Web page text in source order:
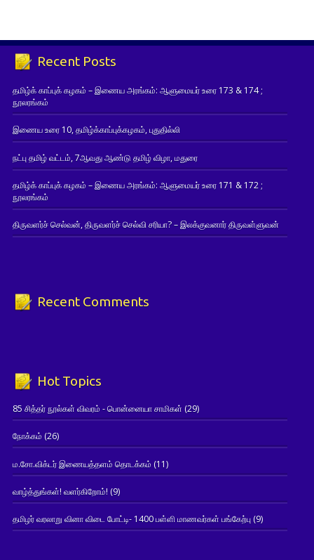
Recent Posts
தமிழ்க் காப்புக் கழகம் – இணைய அரங்கம்: ஆளுமையர் உரை 173 & 174 ;
நூலரங்கம்
இணைய உரை 10, தமிழ்க்காப்புக்கழகம், புதுதில்லி
நட்பு தமிழ் வட்டம், 7ஆவது ஆண்டு தமிழ் விழா, மதுரை
தமிழ்க் காப்புக் கழகம் – இணைய அரங்கம்: ஆளுமையர் உரை 171 & 172 ;
நூலரங்கம்
திருவளர்ச் செல்வன், திருவளர்ச் செல்வி சரியா? – இலக்குவனார் திருவள்ளுவன்
Recent Comments
Hot Topics
85 சித்தர் நூல்கள் விவரம் - பொன்னையா சாமிகள் (29)
நோக்கம் (26)
ம.சோ.விக்டர் இணையத்தளம் தொடக்கம் (11)
வாழ்த்துங்கள்! வளர்கிறோம்! (9)
தமிழர் வரலாறு வினா விடை போட்டி- 1400 பள்ளி மாணவர்கள் பங்கேற்பு(9)